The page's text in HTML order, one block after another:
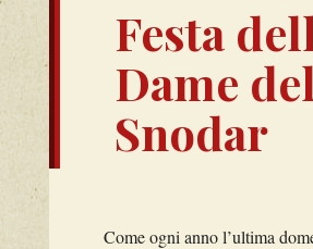
Festa
Dame
Snodar
Come ogni anno l’ultima